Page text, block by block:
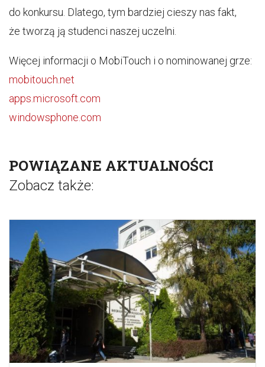
do konkursu. Dlatego, tym bardziej cieszy nas fakt,
że tworzą ją studenci naszej uczelni.
Więcej informacji o MobiTouch i o nominowanej grze:
mobitouch.net
apps.microsoft.com
windowsphone.com
POWIĄZANE AKTUALNOŚCI
Zobacz także: